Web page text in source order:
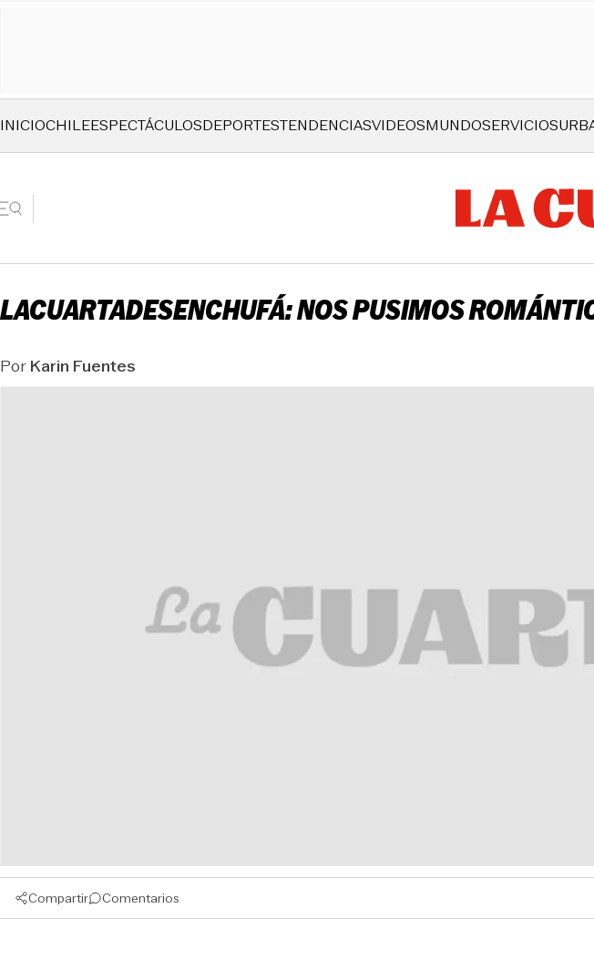
INICIOCHILEESPECTÁCULOSDEPORTESTENDENCIASVIDEOSMUNDOSERVICIOS
LACUARTADESENCHUFÁ: NOS PUSIMOS
PorKarin Fuentes
Compartir Comentarios